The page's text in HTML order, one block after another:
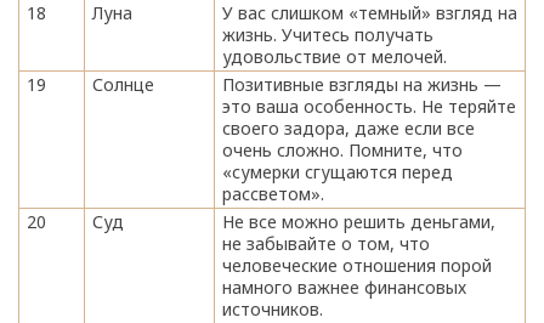
18
Луна
У вас слишком «темный» взгляд на
жизнь. Учитесь получать
удовольствие от мелочей.
19
Солнце
Позитивные взгляды на жизнь —
это ваша особенность. Не теряйте
своего задора, даже если все
очень сложно. Помните, что
«сумерки сгущаются перед
рассветом».
20
Суд
Не все можно решить деньгами,
не забывайте о том, что
человеческие отношения порой
намного важнее финансовых
источников.